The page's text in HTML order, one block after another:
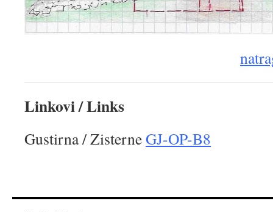
Linkovi / Links
Gustirna / ZisterneGJ-OP-B8